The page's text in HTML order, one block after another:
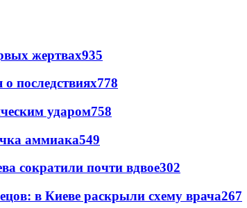
жертвах935
последствиях778
ударом758
аммиака549
сократили почти вдвое302
в Киеве раскрыли схему врача267